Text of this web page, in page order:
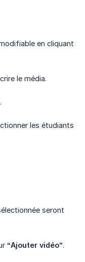
en cliquant
le média.
les étudiants
seront
“Ajouter vidéo”.